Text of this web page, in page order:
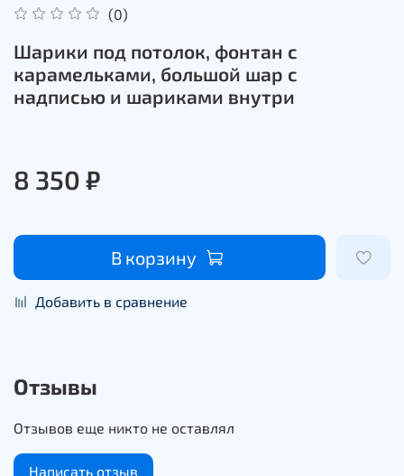
(0)
Шарики под потолок, фонтан с
карамельками, большой шар с
надписью и шариками внутри
8 350 ₽
В корзину
Добавить в сравнение
Отзывы
Отзывов еще никто не оставлял
Написать отзыв